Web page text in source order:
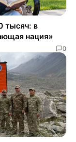
тысяч: в
нация»
0